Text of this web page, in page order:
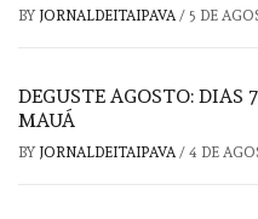
BY JORNALDEITAIPAVA / 5 DE
DEGUSTE AGOSTO: DIAS
MAUÁ
BY JORNALDEITAIPAVA / 4 DE